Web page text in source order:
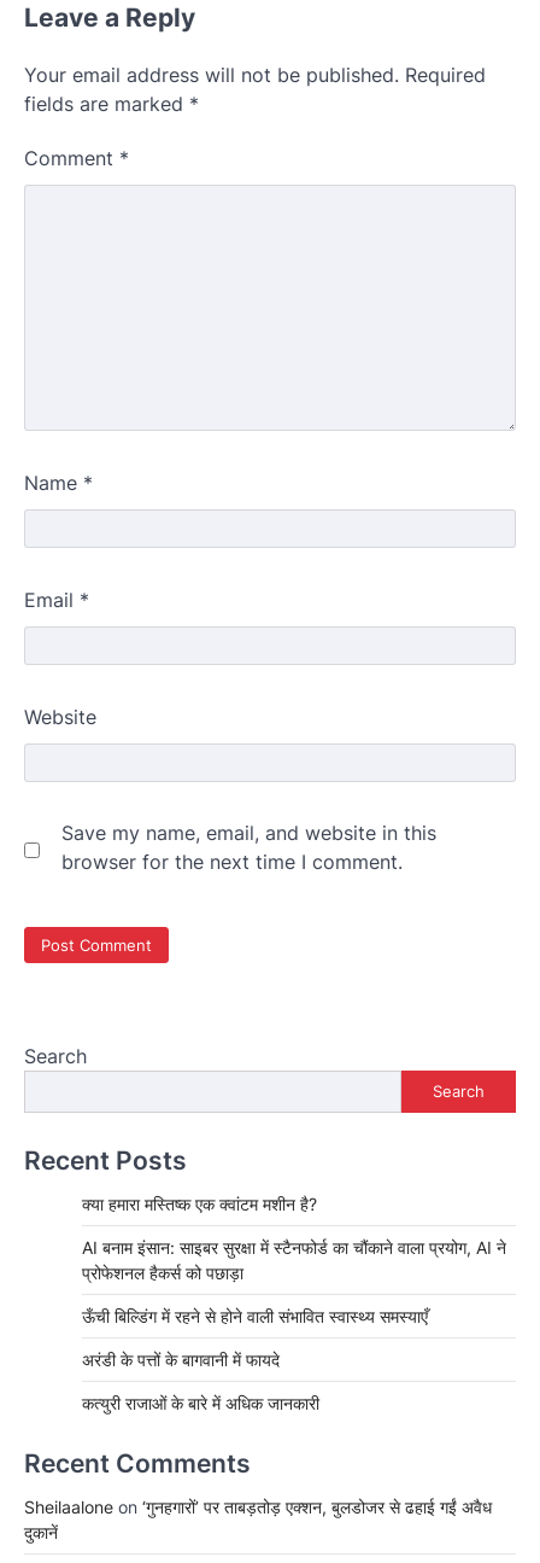
Leave a Reply
Your email address will not be published. Required
fields are marked *
Comment *
Name *
Email *
Website
Save my name, email, and website in this
browser for the next time I comment.
Search
Search
Recent Posts
क्या हमारा मस्तिष्क एक क्वांटम मशीन है?
AI बनाम इंसान: साइबर सुरक्षा में स्टैनफोर्ड का चौंकाने वाला प्रयोग, AI ने
प्रोफेशनल हैकर्स को पछाड़ा
ऊँची बिल्डिंग में रहने से होने वाली संभावित स्वास्थ्य समस्याएँ
अरंडी के पत्तों के बागवानी में फायदे
कत्युरी राजाओं के बारे में अधिक जानकारी
Recent Comments
Sheilaalone on ‘गुनहगारों’ पर ताबड़तोड़ एक्शन, बुलडोजर से ढहाई गईं अवैध
दुकानें